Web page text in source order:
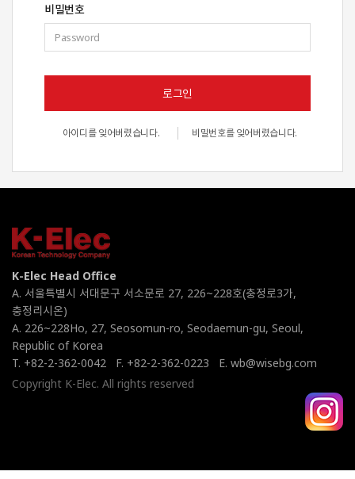
비밀번호
로그인
아이디를 잊어버렸습니다. 비밀번호를 잊어버렸습니다.
K-Elec Head Office
A. 서울특별시 서대문구 서소문로 27, 226~228호(충정로3가,
충정리시온)
A. 226~228Ho, 27, Seosomun-ro, Seodaemun-gu, Seoul,
Republic of Korea
T. +82-2-362-0042
F. +82-2-362-0223
E. wb@wisebg.com
Copyright K-Elec. All rights reserved